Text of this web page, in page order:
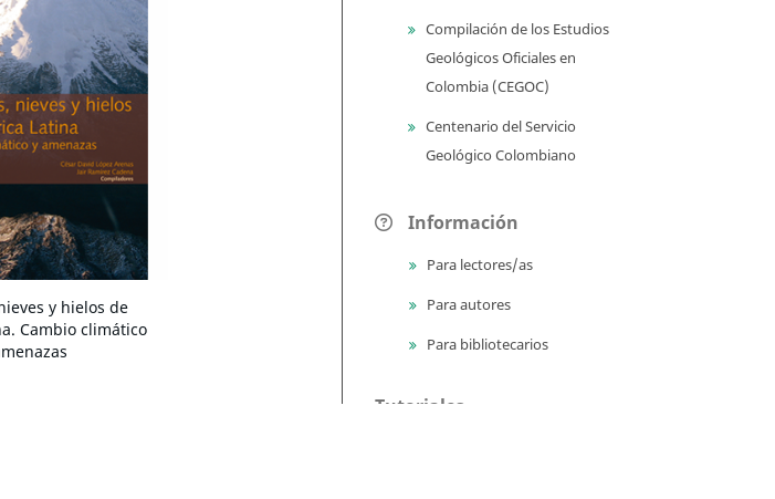
y hielos de
Cambio climático
Compilación de los Estudios
Geológicos Oficiales en
Colombia (CEGOC)
Centenario del Servicio
Geológico Colombiano
Información
Para lectores/as
Para autores
Para bibliotecarios
Tutoriales